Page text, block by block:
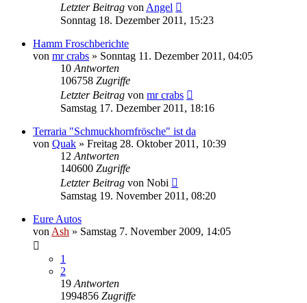
Letzter Beitrag von Angel
Sonntag 18. Dezember 2011, 15:23
Hamm Froschberichte
von mr crabs » Sonntag 11. Dezember 2011, 04:05
10 Antworten
106758 Zugriffe
Letzter Beitrag von mr crabs
Samstag 17. Dezember 2011, 18:16
Terraria "Schmuckhornfrösche" ist da
von Quak » Freitag 28. Oktober 2011, 10:39
12 Antworten
140600 Zugriffe
Letzter Beitrag von Nobi
Samstag 19. November 2011, 08:20
Eure Autos
von Ash » Samstag 7. November 2009, 14:05
1
2
19 Antworten
1994856 Zugriffe